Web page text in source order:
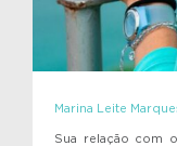
Marina Leite
Sua relação com